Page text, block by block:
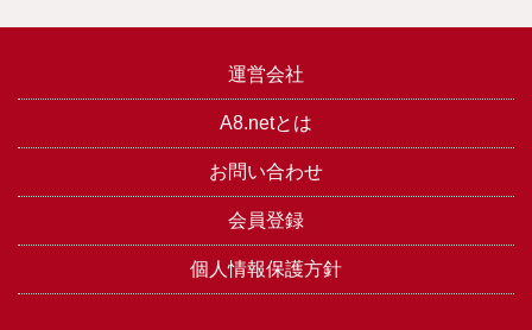
運営会社
A8.netとは
お問い合わせ
会員登録
個人情報保護方針